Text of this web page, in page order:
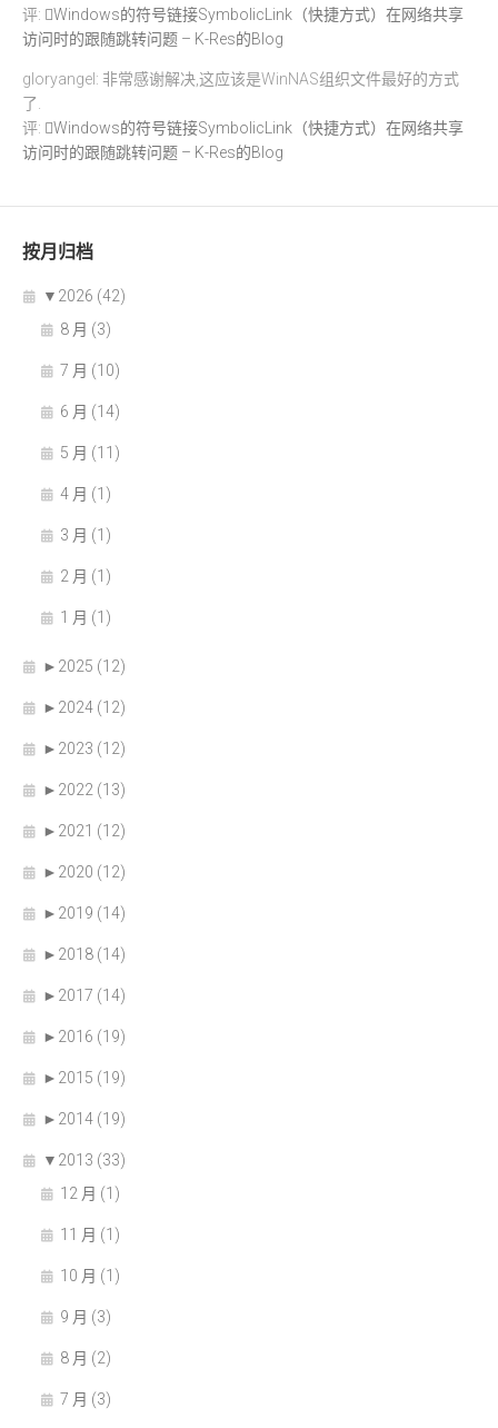
评:
Windows的符号链接SymbolicLink（快捷方式）在网络共享
访问时的跟随跳转问题 – K-Res的Blog
gloryangel: 非常感谢解决,这应该是WinNAS组织文件最好的方式
了.
评:
Windows的符号链接SymbolicLink（快捷方式）在网络共享
访问时的跟随跳转问题 – K-Res的Blog
按月归档
▼ 2026 (42)
8 月 (3)
7 月 (10)
6 月 (14)
5 月 (11)
4 月 (1)
3 月 (1)
2 月 (1)
1 月 (1)
► 2025 (12)
► 2024 (12)
► 2023 (12)
► 2022 (13)
► 2021 (12)
► 2020 (12)
► 2019 (14)
► 2018 (14)
► 2017 (14)
► 2016 (19)
► 2015 (19)
► 2014 (19)
▼ 2013 (33)
12 月 (1)
11 月 (1)
10 月 (1)
9 月 (3)
8 月 (2)
7 月 (3)